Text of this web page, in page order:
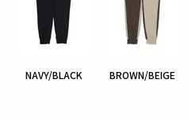
NAVY/BLACK BROWN/BEIGE